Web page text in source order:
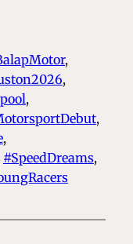
,
,
,
,
,
#SpeedDreams ,